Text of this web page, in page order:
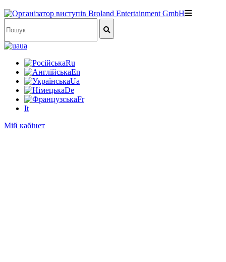
ua
Ru
En
Ua
De
Fr
It
Мій кабінет